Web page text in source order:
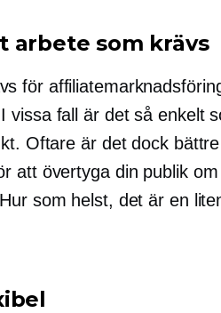
arbete som krävs
för
vissa fall är det så enkelt
Oftare är det dock
att övertyga din publik
som helst, det är en